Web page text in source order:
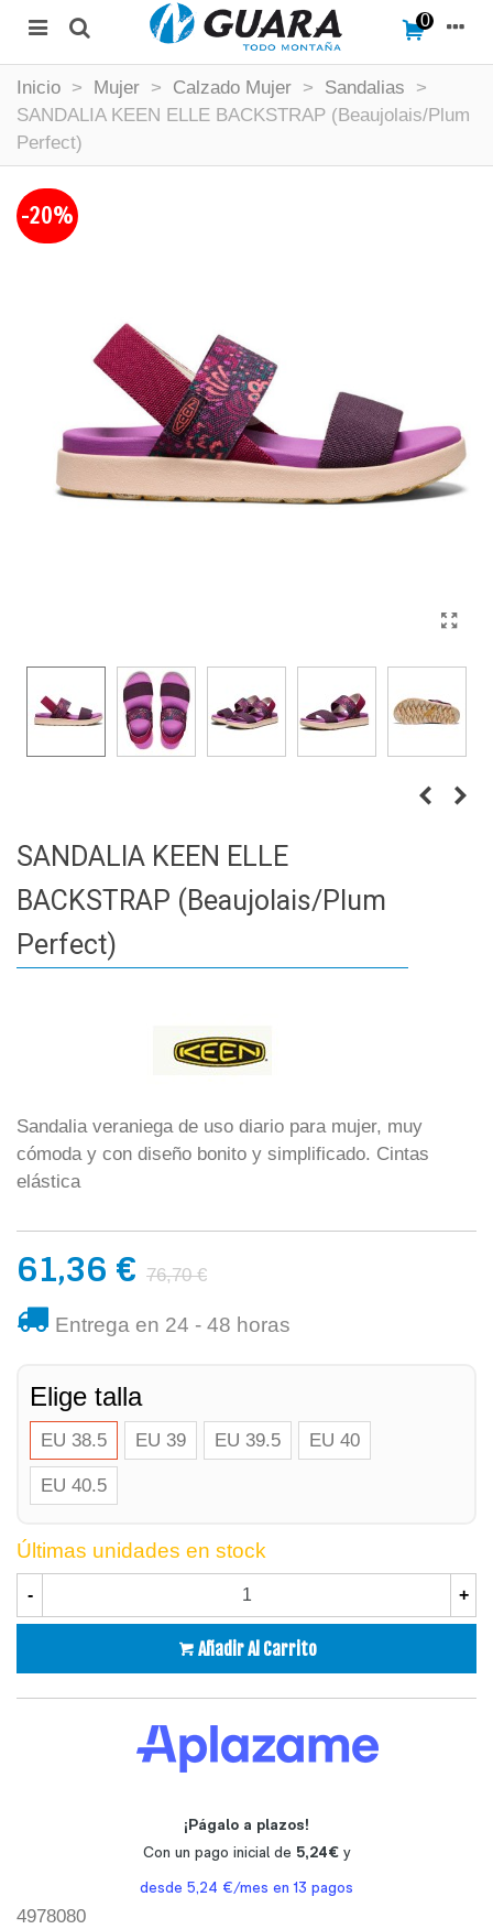
0
Inicio > Mujer > Calzado Mujer > Sandalias
>
SANDALIA KEEN ELLE BACKSTRAP (Beaujolais/Plum
Perfect)
-20%
SANDALIA KEEN ELLE
BACKSTRAP (Beaujolais/Plum
Perfect)
Sandalia veraniega de uso diario para mujer, muy
cómoda y con diseño bonito y simplificado. Cintas
elástica
61,36 € 76,70 €
Entrega en 24 - 48 horas
Elige talla
EU 38.5 EU 39 EU 39.5 EU 40
EU 40.5
Últimas unidades en stock
- +
Añadir Al Carrito
4978080